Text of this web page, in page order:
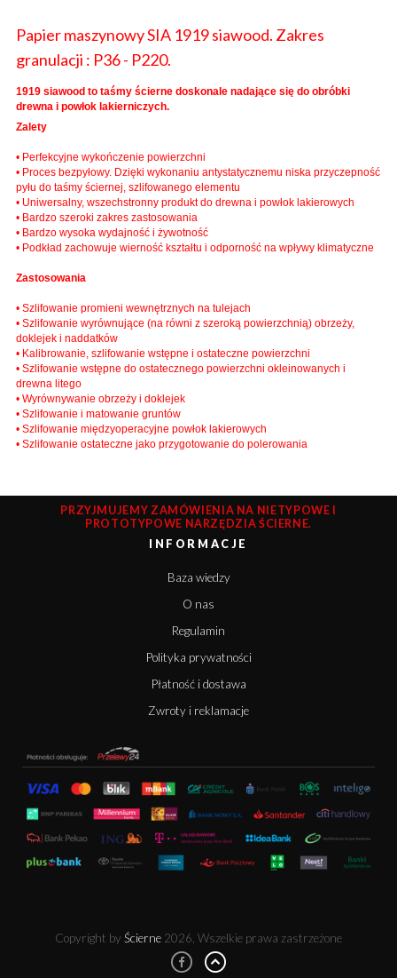
Papier maszynowy SIA 1919 siawood. Zakres
granulacji : P36 - P220.
1919 siawood to taśmy ścierne doskonale nadające się do obróbki
drewna i powłok lakierniczych.
Zalety
• Perfekcyjne wykończenie powierzchni
• Proces bezpyłowy. Dzięki wykonaniu antystatycznemu niska przyczepność
pyłu do taśmy ściernej, szlifowanego elementu
• Uniwersalny, wszechstronny produkt do drewna i powłok lakierowych
• Bardzo szeroki zakres zastosowania
• Bardzo wysoka wydajność i żywotność
• Podkład zachowuje wierność kształtu i odporność na wpływy klimatyczne
Zastosowania
• Szlifowanie promieni wewnętrznych na tulejach
• Szlifowanie wyrównujące (na równi z szeroką powierzchnią) obrzeży,
doklejek i naddatków
• Kalibrowanie, szlifowanie wstępne i ostateczne powierzchni
• Szlifowanie wstępne do ostatecznego powierzchni okleinowanych i
drewna litego
• Wyrównywanie obrzeży i doklejek
• Szlifowanie i matowanie gruntów
• Szlifowanie międzyoperacyjne powłok lakierowych
• Szlifowanie ostateczne jako przygotowanie do polerowania
PRZYJMUJEMY ZAMÓWIENIA NA NIETYPOWE I
PROTOTYPOWE NARZĘDZIA ŚCIERNE.
INFORMACJE
Baza wiedzy
O nas
Regulamin
Polityka prywatności
Płatność i dostawa
Zwroty i reklamacje
Copyright by Ścierne 2026, Wszelkie prawa zastrzeżone